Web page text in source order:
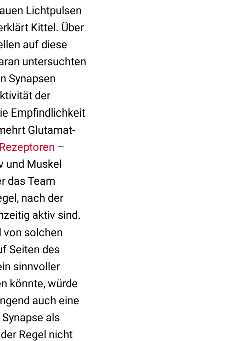
Lichtpulsen
Kittel. Über
auf diese
untersuchten
Synapsen
der
Empfindlichkeit
Glutamat-
–
und Muskel
das Team
nach der
aktiv sind.
von solchen
Seiten des
sinnvoller
könnte, würde
auch eine
als
Regel nicht